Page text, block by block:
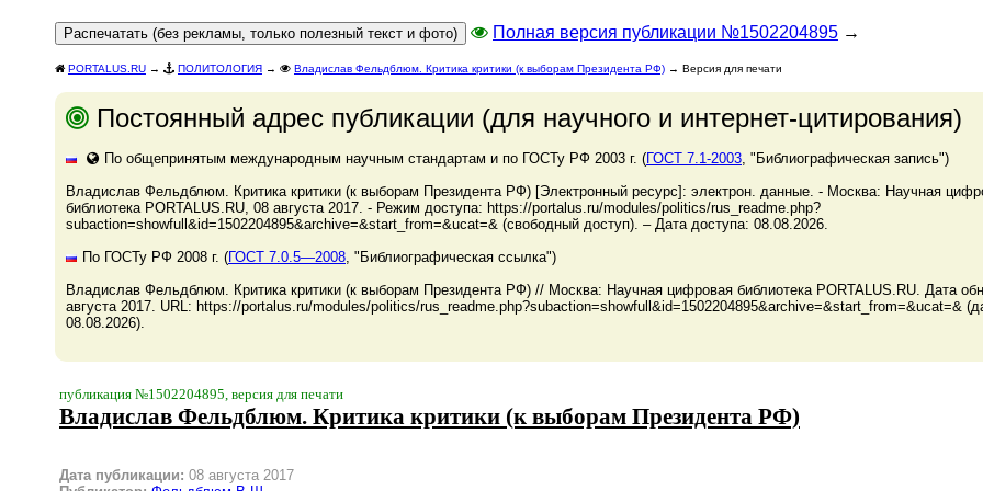
Полная версия публикации №1502204895 →
PORTALUS.RU → ПОЛИТОЛОГИЯ → Владислав Фельдблюм. Критика критики (к выборам Президента РФ) → Версия для печати
Постоянный адрес публикации (для научного и интернет-цитирования)
По общепринятым международным научным стандартам и по ГОСТу РФ 2003 г. (ГОСТ 7.1-2003, "Библиографическая запись")
Владислав Фельдблюм. Критика критики (к выборам Президента РФ) [Электронный ресурс]: электрон. данные. - Москва: Научная
библиотека PORTALUS.RU, 08 августа 2017. - Режим доступа: https://portalus.ru/modules/politics/rus_readme.php?
subaction=showfull&id=1502204895&archive=&start_from=&ucat=& (свободный доступ). – Дата доступа: 08.08.2026.
По ГОСТу РФ 2008 г. (ГОСТ 7.0.5—2008, "Библиографическая ссылка")
Владислав Фельдблюм. Критика критики (к выборам Президента РФ) // Москва: Научная цифровая библиотека PORTALUS.RU. Дата
августа 2017. URL: https://portalus.ru/modules/politics/rus_readme.php?subaction=showfull&id=1502204895&archive=&start_from=&ucat=&
08.08.2026).
публикация №1502204895, версия для печати
Владислав Фельдблюм. Критика критики (к выборам Президента РФ)
Дата публикации: 08 августа 2017